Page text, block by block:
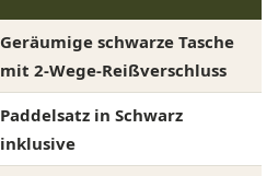
Geräumige schwarze Tasche
mit 2-Wege-Reißverschluss
Paddelsatz in Schwarz
inklusive